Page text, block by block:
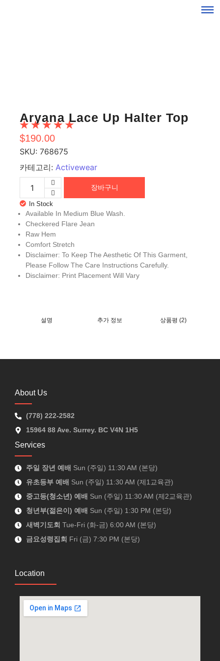
Aryana Lace Up Halter Top
☆ ☆ ☆ ☆ ☆
$190.00
SKU: 768675
카테고리: Activewear
장바구니
In Stock
Available In Medium Blue Wash.
Checkered Flare Jean
Raw Hem
Comfort Stretch
Disclaimer: To Keep The Aesthetic Of This Garment,
Please Follow The Care Instructions Carefully.
Disclaimer: Print Placement Will Vary
설명 추가 정보 상품평 (2)
About Us
(778) 222-2582
15964 88 Ave. Surrey. BC V4N 1H5
Services
주일 장년 예배 Sun (주일) 11:30 AM (본당)
유초등부 예배 Sun (주일) 11:30 AM (제1교육관)
중고등(청소년) 예배 Sun (주일) 11:30 AM (제2교육관)
청년부(젊은이) 예배 Sun (주일) 1:30 PM (본당)
새벽기도회 Tue-Fri (화-금) 6:00 AM (본당)
금요성령집회 Fri (금) 7:30 PM (본당)
Location